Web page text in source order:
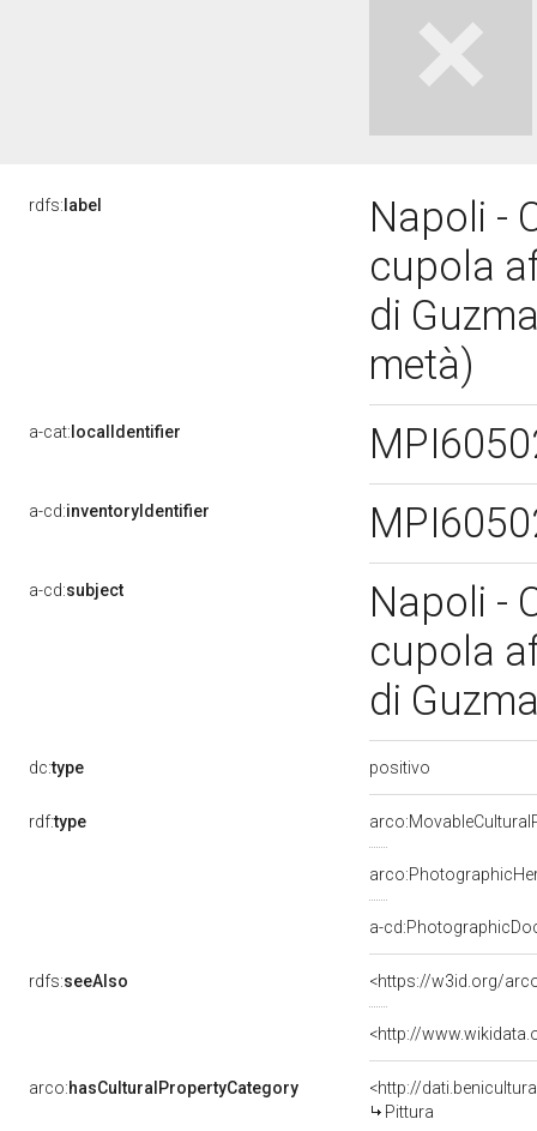
rdfs: label
Napoli -
cupola
di
metà)
a-cat: localIdentifier
a-cd:inventoryIdentifier
a-cd:subject
Napoli -
cupola
di
dc:type positivo
rdf:type
a-
rdfs:seeAlso <https://w3id.org/
<http://
arco:hasCulturalPropertyCategory
<http://
Pittura